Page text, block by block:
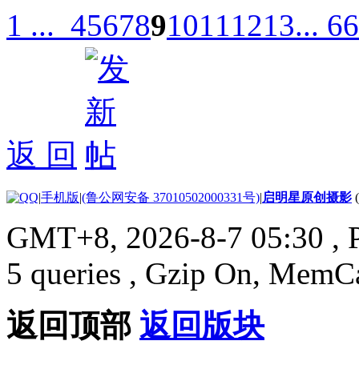
1 ... 45678910111213... 66
返 回
|手机版|(鲁公网安备 37010502000331号)|启明星原创摄影
GMT+8, 2026-8-7 05:30 ,
5 queries , Gzip On,
返回顶部 返回版块